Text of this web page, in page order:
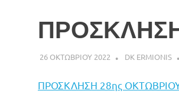
26 ΟΚΤΩΒΡΙΟΥ 2022 DK ERMIONIS
ΠΡΟΣΚΛΗΣΗ 28ης